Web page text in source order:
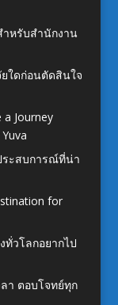
หรับสำนักงาน
ใดก่อนตัดสินใจ
Journey
ระสบการณ์ที่น่า
for
ทั่วโลกอยากไป
า ตอบโจทย์ทุก